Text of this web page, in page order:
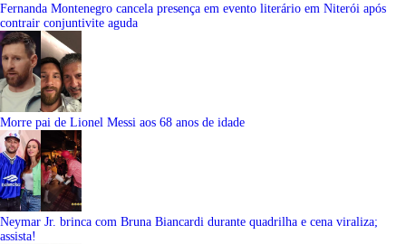
Fernanda Montenegro cancela presença em evento literário em Niterói após
contrair conjuntivite aguda
Morre pai de Lionel Messi aos 68 anos de idade
Neymar Jr. brinca com Bruna Biancardi durante quadrilha e cena viraliza;
assista!